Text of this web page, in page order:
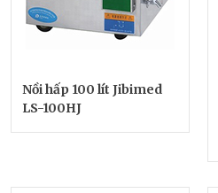
Nồi hấp 100 lít Jibimed
LS-100HJ